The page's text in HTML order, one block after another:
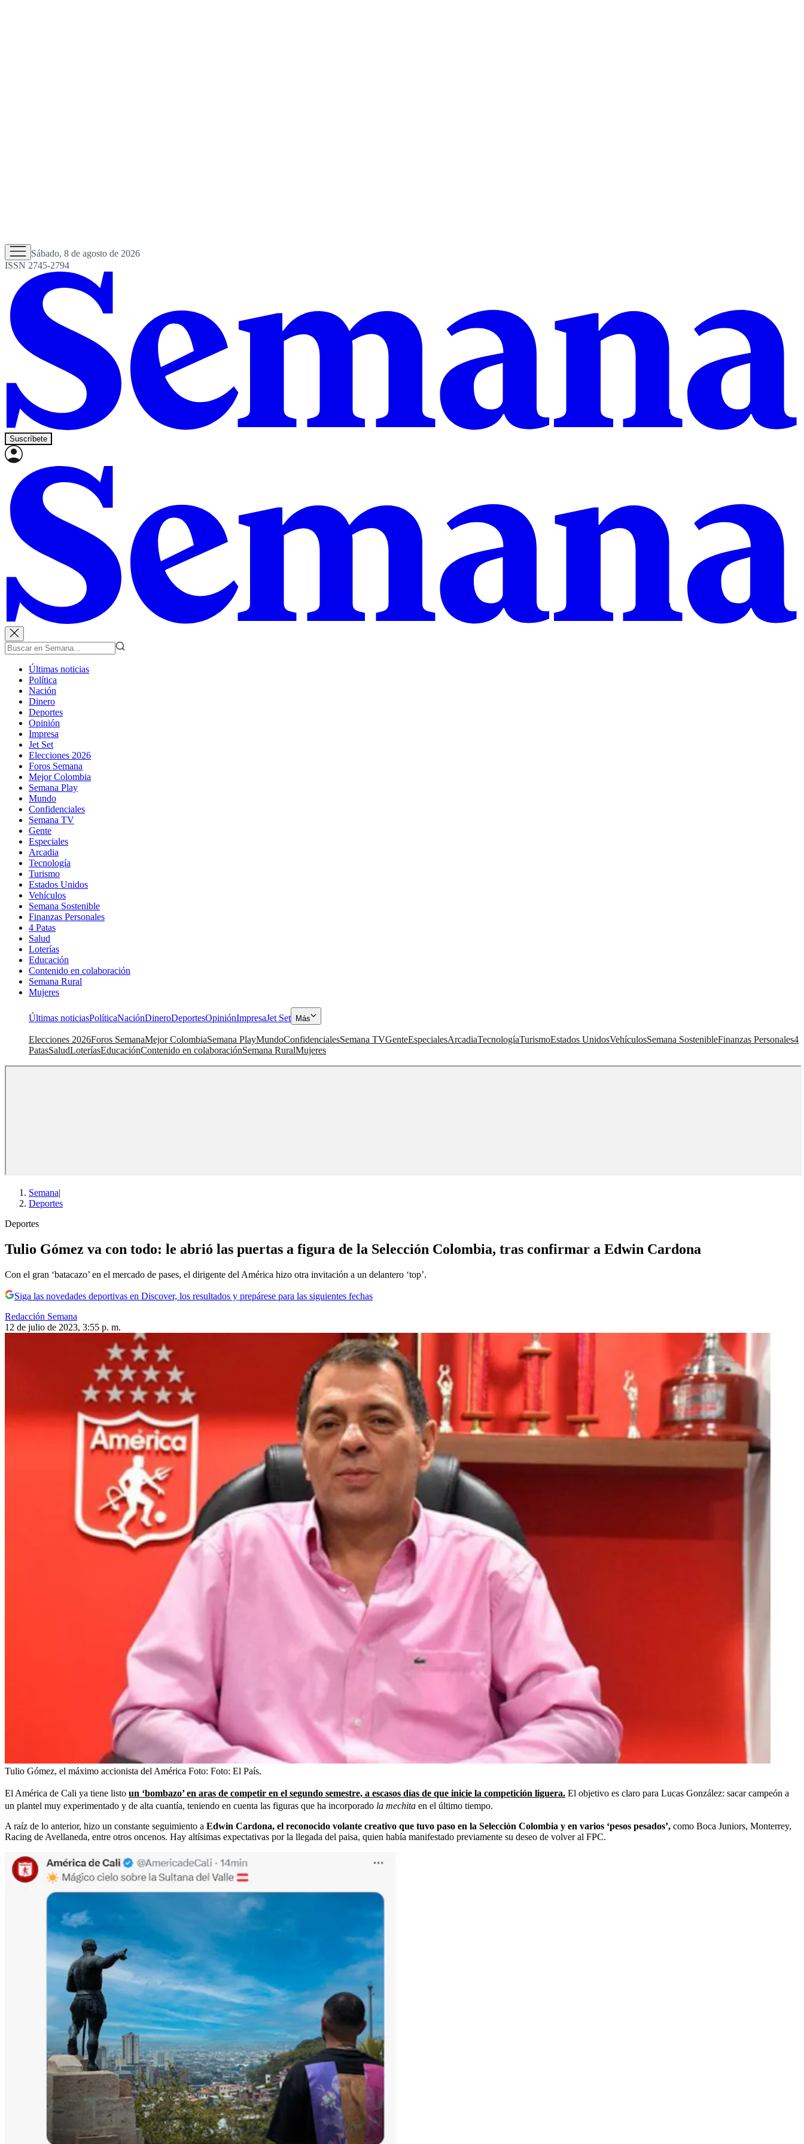
Sábado, 8 de agosto de 2026
ISSN 2745-2794
Suscríbete
Últimas noticias
Política
Nación
Dinero
Deportes
Opinión
Impresa
Jet Set
Elecciones 2026
Foros Semana
Mejor Colombia
Semana Play
Mundo
Confidenciales
Semana TV
Gente
Especiales
Arcadia
Tecnología
Turismo
Estados Unidos
Vehículos
Semana Sostenible
Finanzas Personales
4 Patas
Salud
Loterías
Educación
Contenido en colaboración
Semana Rural
Mujeres
Últimas noticiasPolíticaNaciónDineroDeportesOpiniónImpresaJet Set Más
Elecciones 2026Foros SemanaMejor ColombiaSemana PlayMundoConfidencialesSemana TVGenteEspecialesArcadiaTecnologíaTurismoEstados UnidosVehículosSemana SostenibleFinanzas Personales4
PatasSaludLoteríasEducaciónContenido en colaboraciónSemana RuralMujeres
Semana|
Deportes
Deportes
Tulio Gómez va con todo: le abrió las puertas a figura de la Selección Colombia, tras confirmar a Edwin Cardona
Con el gran ‘batacazo’ en el mercado de pases, el dirigente del América hizo otra invitación a un delantero ‘top’.
Siga las novedades deportivas en Discover, los resultados y prepárese para las siguientes fechas
Redacción Semana
12 de julio de 2023, 3:55 p. m.
Tulio Gómez, el máximo accionista del América Foto: Foto: El País.
El América de Cali ya tiene listo un ‘bombazo’ en aras de competir en el segundo semestre, a escasos días de que inicie la competición liguera. El objetivo es claro para Lucas González: sacar campeón a
un plantel muy experimentado y de alta cuantía, teniendo en cuenta las figuras que ha incorporado la mechita en el último tiempo.
A raíz de lo anterior, hizo un constante seguimiento a Edwin Cardona, el reconocido volante creativo que tuvo paso en la Selección Colombia y en varios ‘pesos pesados’, como Boca Juniors, Monterrey,
Racing de Avellaneda, entre otros oncenos. Hay altísimas expectativas por la llegada del paisa, quien había manifestado previamente su deseo de volver al FPC.